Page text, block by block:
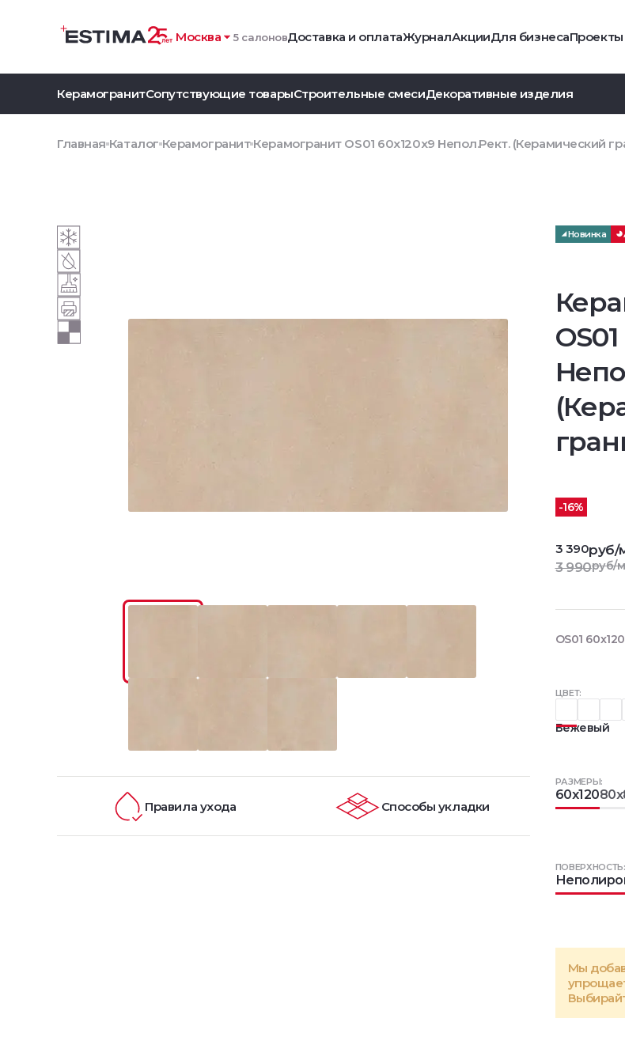
Москва 5 салоновДоставка и оплатаЖурналАкцииДля бизнесаПроекты
КерамогранитСопутствующие товарыСтроительные смесиДекоративные изделия
Главная Каталог Керамогранит Керамогранит OS01 60x120x9 Непол.Рект. (Керамический
Новинка
ЦВЕТ:
Бежевый
РАЗМЕРЫ:
60x120
ПОВЕРХНОСТЬ:
Мы
-16%
3 390руб/
3 990руб/м
OS01
Правила ухода Способы укладки